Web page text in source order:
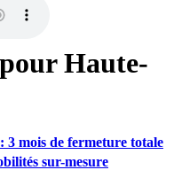
Haute-
3 mois de fermeture totale
sur-mesure